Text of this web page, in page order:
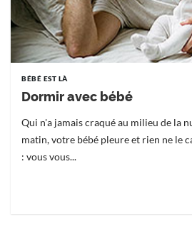
BÉBÉ EST LÀ
Dormir avec bébé
Qui n'a jamais craqué au milieu de la
matin, votre bébé pleure et rien ne le
: vous vous...